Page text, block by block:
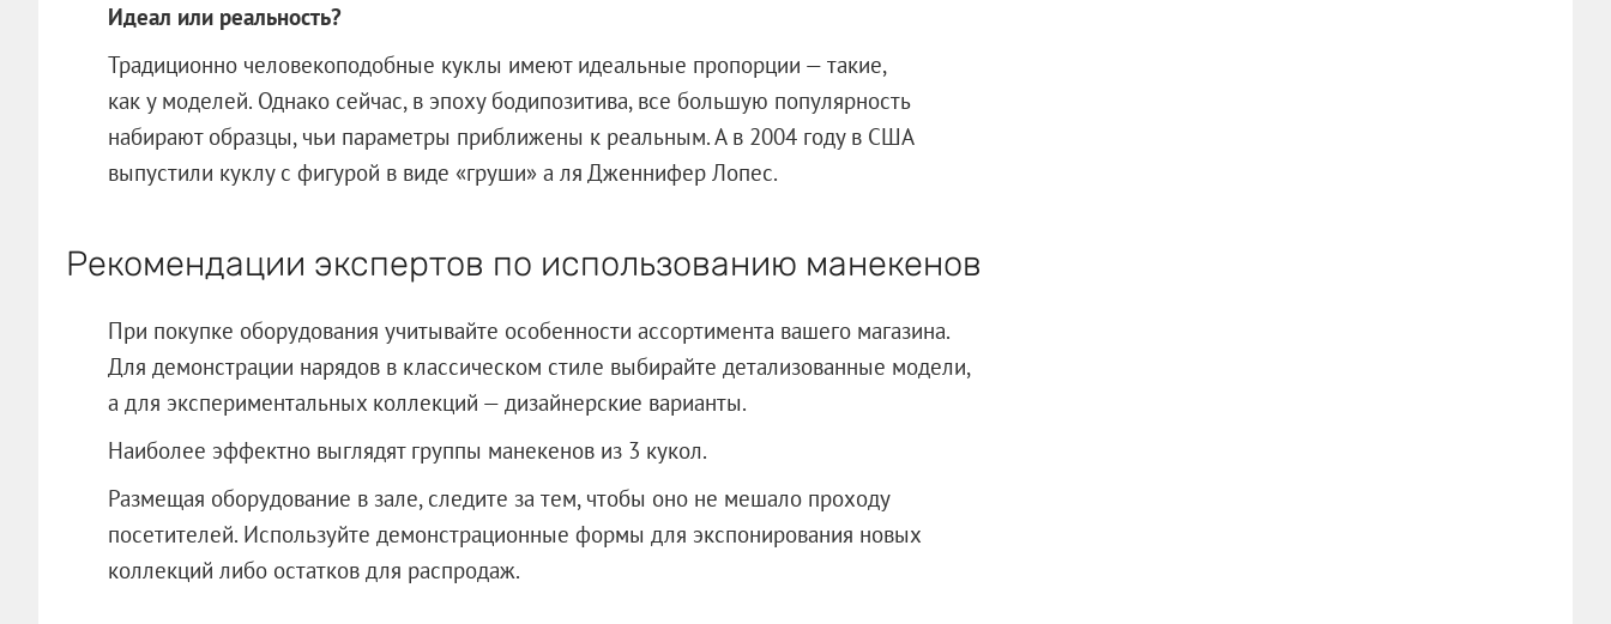
Идеал или реальность?
Традиционно человекоподобные куклы имеют идеальные пропорции — такие,
как у моделей. Однако сейчас, в эпоху бодипозитива, все большую популярность
набирают образцы, чьи параметры приближены к реальным. А в 2004 году в США
выпустили куклу с фигурой в виде «груши» а ля Дженнифер Лопес.
Рекомендации экспертов по использованию манекенов
При покупке оборудования учитывайте особенности ассортимента вашего магазина.
Для демонстрации нарядов в классическом стиле выбирайте детализованные модели,
а для экспериментальных коллекций — дизайнерские варианты.
Наиболее эффектно выглядят группы манекенов из 3 кукол.
Размещая оборудование в зале, следите за тем, чтобы оно не мешало проходу
посетителей. Используйте демонстрационные формы для экспонирования новых
коллекций либо остатков для распродаж.